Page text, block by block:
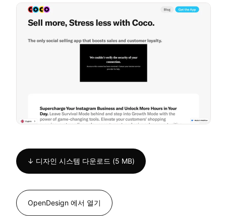
↓ 디자인 시스템 다운로드 (5 MB)
OpenDesign 에서 열기